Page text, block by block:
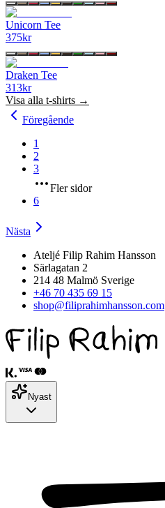
Unicorn Tee
375kr
Draken Tee
313kr
Visa alla t-shirts →
Föregående
1
2
3
Fler sidor
6
Nästa
Ateljé Filip Rahim Hansson
Särlagatan 2
214 48 Malmö Sverige
+46 70 435 69 15
shop@filiprahimhansson.com
Nyast